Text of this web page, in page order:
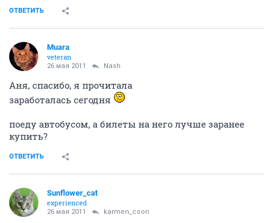
ОТВЕТИТЬ
Muara
veteran
26 мая 2011 Nash
Аня, спасибо, я прочитала
заработалась сегодня
поеду автобусом, а билеты на него лучше заранее
купить?
ОТВЕТИТЬ
Sunflower_cat
experienced
26 мая 2011 karmen_coon